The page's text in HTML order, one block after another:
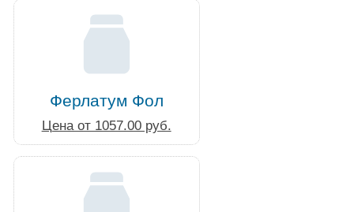
Ферлатум Фол
Цена от 1057.00 руб.